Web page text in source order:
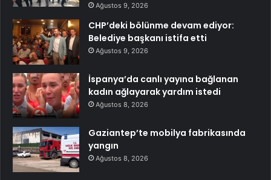
Ağustos 9, 2026
CHP’deki bölünme devam ediyor:
Belediye başkanı istifa etti
Ağustos 9, 2026
İspanya’da canlı yayına bağlanan
kadın ağlayarak yardım istedi
Ağustos 8, 2026
Gaziantep’te mobilya fabrikasında
yangın
Ağustos 8, 2026